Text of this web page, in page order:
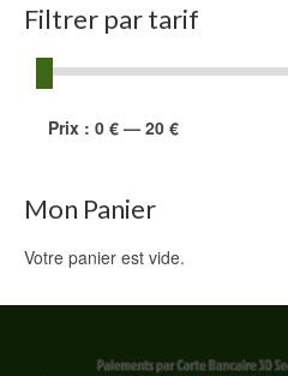
Filtrer par tarif
Prix
Prix
Prix : 0 € — 20 €
Mon Panier
Votre panier est vide.